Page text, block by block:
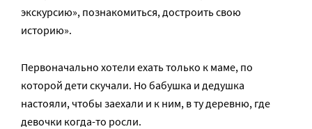
экскурсию», познакомиться, достроить свою
историю».
Первоначально хотели ехать только к маме, по
которой дети скучали. Но бабушка и дедушка
настояли, чтобы заехали и к ним, в ту деревню, где
девочки когда-то росли.